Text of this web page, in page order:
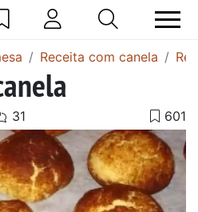
Receita com canela